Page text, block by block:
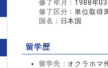
修了年月： 1988年03
修了区分：単位取得
国名： 日本国
留学歴
留学先： オクラホマ